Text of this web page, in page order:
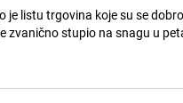
je listu trgovina koje su se
zvanično stupio na snagu u